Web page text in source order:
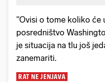
"Ovisi o tome koliko će
posredništvo
je situacija na tlu još
zanemariti.
RAT NE JENJAVA